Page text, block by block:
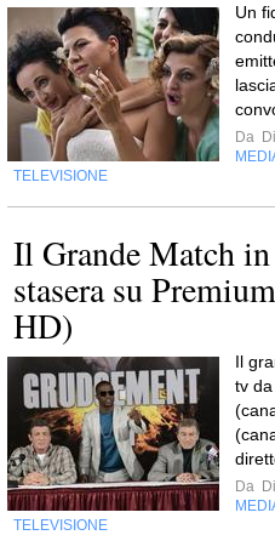
Un
Da
TELEVISIONE
Il Grande Match
stasera su
HD)
Il
tv
Da
TELEVISIONE